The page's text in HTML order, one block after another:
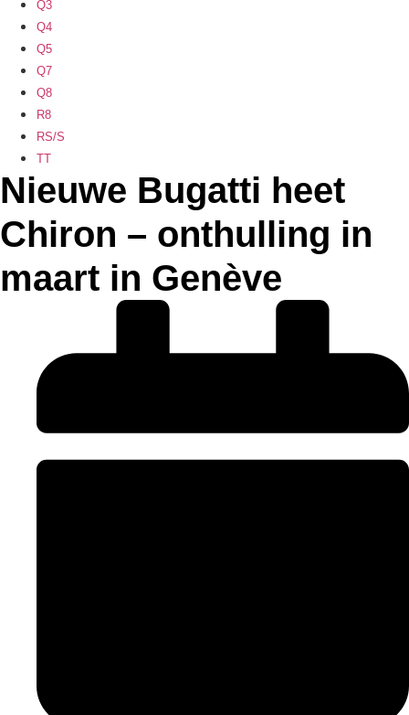
Q3
Q4
Q5
Q7
Q8
R8
RS/S
TT
Nieuwe Bugatti heet
Chiron – onthulling in
maart in Genève